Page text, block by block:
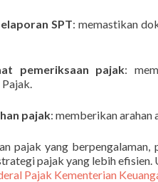
SPT: memastikan
pemeriksaan pajak:
pajak: memberikan arahan
pajak yang
pajak yang lebih
Pajak Kementerian